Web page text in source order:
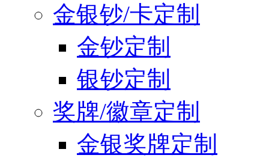
金银钞/卡定制
金钞定制
银钞定制
奖牌/徽章定制
金银奖牌定制